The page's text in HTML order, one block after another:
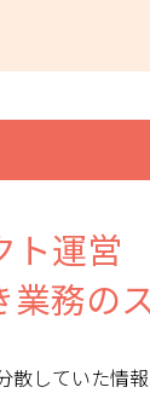
ト運営
務の
散していた情